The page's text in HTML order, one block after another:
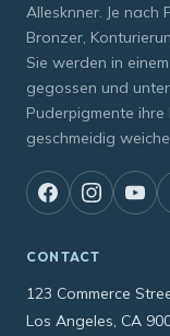
Allesknner. Je nach
Bronzer,
Sie werden in
gegossen und
Puderpigmente
geschmeidig
CONTACT
123 Commerce
Los Angeles, CA